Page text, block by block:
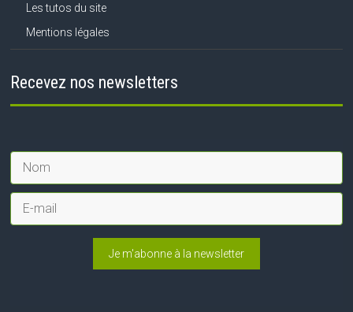
Les tutos du site
Mentions légales
Recevez nos newsletters
Je m'abonne à la newsletter